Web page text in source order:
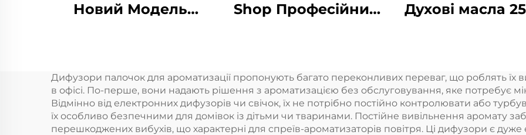
Новий Модель
Для Магазину Офіс
Shop Професійний
олія Готельний
ароматний апарат
Духові масла
свіжильник
дифузер
Дифузори палочок для ароматизації пропонують багато переконливих переваг, що роблять їх
в офісі. По-перше, вони надають рішення з ароматизацією без обслуговування, яке потребує
Відмінно від електронних дифузорів чи свічок, їх не потрібно постійно контролювати або
їх особливо безпечними для домівок із дітьми чи тваринами. Постійне вивільнення аромату
перешкоджених вибухів, що характерні для спреїв-ароматизаторів повітря. Ці дифузори є